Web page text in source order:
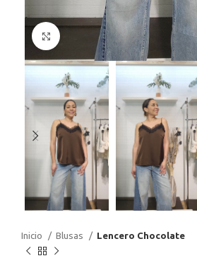
Haga Click para agrandar
Inicio Blusas Lencero Chocolate